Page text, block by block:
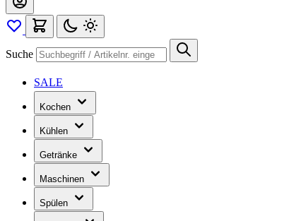
Suche
SALE
Kochen
Kühlen
Getränke
Maschinen
Spülen